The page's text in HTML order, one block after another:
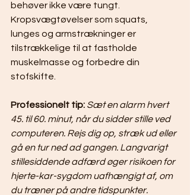
behøver ikke være tungt.
Kropsvægtøvelser som squats,
lunges og armstrækninger er
tilstrækkelige til at fastholde
muskelmasse og forbedre din
stofskifte.
Professionelt tip: Sæt en alarm hvert
45. til 60. minut, når du sidder stille ved
computeren. Rejs dig op, stræk ud eller
gå en tur ned ad gangen. Langvarigt
stillesiddende adfærd øger risikoen for
hjerte-kar-sygdom uafhængigt af, om
du træner på andre tidspunkter.